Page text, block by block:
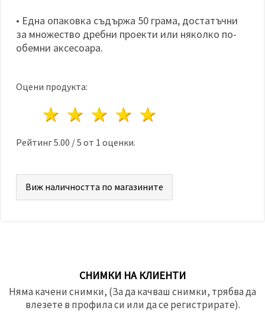
• Една опаковка съдържа 50 грама, достатъчни
за множество дребни проекти или няколко по-
обемни аксесоара.
Оцени продукта:
4 звезди
3 звезди
2 звезди
1 звезда
Рейтинг5.00 /5 от 1 оценки.
Виж наличността по магазините
СНИМКИ НА КЛИЕНТИ
Няма качени снимки, (За да качваш снимки, трябва да
влезете в профила си или да се регистрирате).